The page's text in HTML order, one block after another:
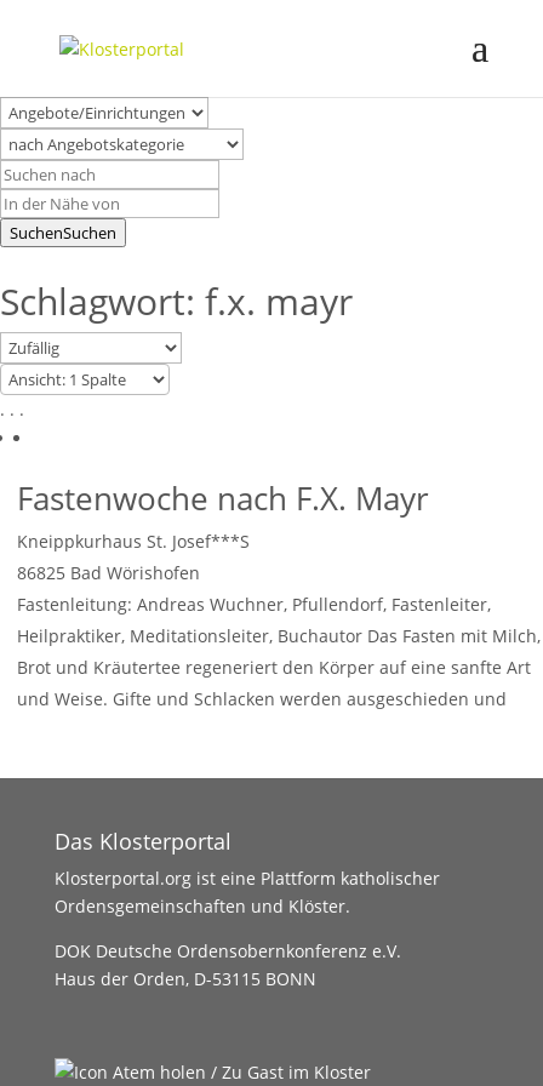
SuchenSuchen
Schlagwort: f.x. mayr
. . .
Fastenwoche nach F.X. Mayr
Kneippkurhaus St. Josef***S
86825 Bad Wörishofen
Fastenleitung: Andreas Wuchner, Pfullendorf, Fastenleiter,
Heilpraktiker, Meditationsleiter, Buchautor Das Fasten mit Milch,
Brot und Kräutertee regeneriert den Körper auf eine sanfte Art
und Weise. Gifte und Schlacken werden ausgeschieden und
Das Klosterportal
Klosterportal.org ist eine Plattform katholischer
Ordensgemeinschaften und Klöster.
DOK Deutsche Ordensobernkonferenz e.V.
Haus der Orden, D-53115 BONN